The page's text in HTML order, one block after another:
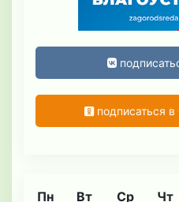
подписаться в
Пн Вт Ср Чт